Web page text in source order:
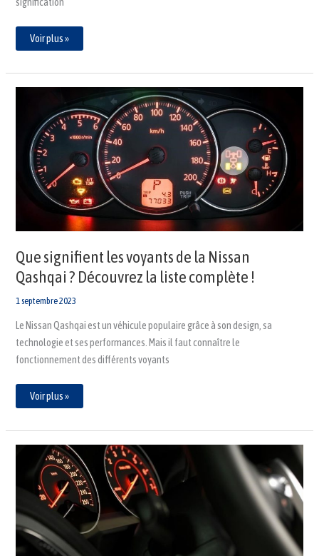
Voir plus »
Que signifient les voyants de la Nissan
Qashqai ? Découvrez la liste complète !
1 septembre 2023
Le Nissan Qashqai est un véhicule populaire grâce à son design, sa
technologie et ses performances. Mais il faut connaître le
fonctionnement des différents voyants
Que
signifient
voyants
de
la
Nissan
Qashqai
?
Découvrez
liste
complète
Voir plus »
Guide
complet
pour
comprendre
signification
voyants
de
la
Ford